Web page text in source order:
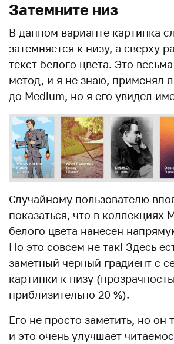
Затемните низ
В данном варианте картинка
затемняется к низу, а сверху
текст белого цвета. Это
метод, и я не знаю, применял
до Medium, но я его увидел
Случайному пользователю
показаться, что в коллекциях
белого цвета нанесен
Но это совсем не так! Здесь
заметный черный градиент с
картинки к низу
приблизительно 20 %).
Его не просто заметить, но он
и это очень улучшает